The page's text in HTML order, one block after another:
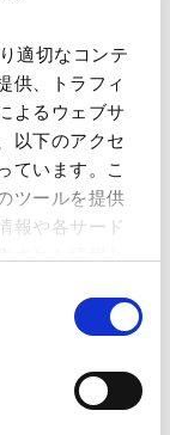
適切なコンテ
供、トラフィ
よるウェブサ
以下のアクセ
ています。こ
ツールを提供
報や各サード
護士調査 弁